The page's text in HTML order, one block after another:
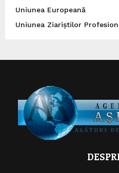
Uniunea Europeană
Uniunea Ziariștilor